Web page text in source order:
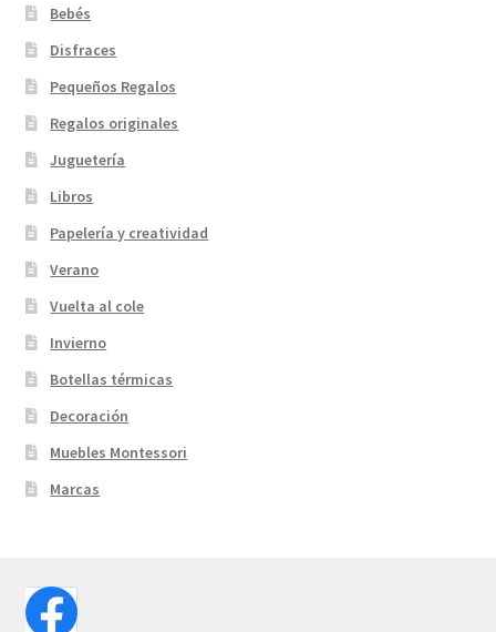
Bebés
Disfraces
Pequeños Regalos
Regalos originales
Juguetería
Libros
Papelería y creatividad
Verano
Vuelta al cole
Invierno
Botellas térmicas
Decoración
Muebles Montessori
Marcas